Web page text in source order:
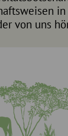
von uns